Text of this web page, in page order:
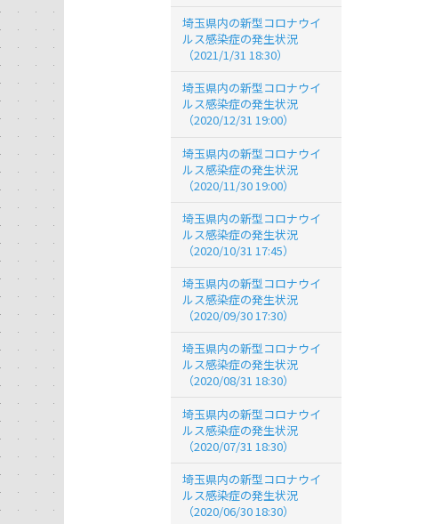
埼玉県内の新型コロナウイ
ルス感染症の発生状況
（2021/1/31 18:30）
埼玉県内の新型コロナウイ
ルス感染症の発生状況
（2020/12/31 19:00）
埼玉県内の新型コロナウイ
ルス感染症の発生状況
（2020/11/30 19:00）
埼玉県内の新型コロナウイ
ルス感染症の発生状況
（2020/10/31 17:45）
埼玉県内の新型コロナウイ
ルス感染症の発生状況
（2020/09/30 17:30）
埼玉県内の新型コロナウイ
ルス感染症の発生状況
（2020/08/31 18:30）
埼玉県内の新型コロナウイ
ルス感染症の発生状況
（2020/07/31 18:30）
埼玉県内の新型コロナウイ
ルス感染症の発生状況
（2020/06/30 18:30）